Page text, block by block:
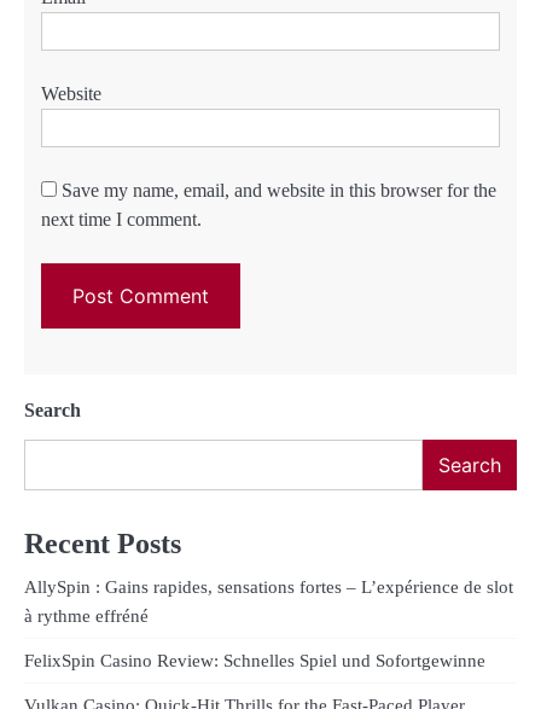
Website
Save my name, email, and website in this browser for the
next time I comment.
Search
Search
Recent Posts
AllySpin : Gains rapides, sensations fortes – L’expérience de slot
à rythme effréné
FelixSpin Casino Review: Schnelles Spiel und Sofortgewinne